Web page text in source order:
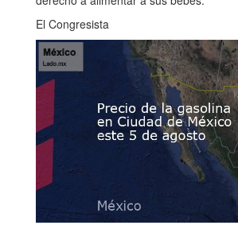
El Congresista